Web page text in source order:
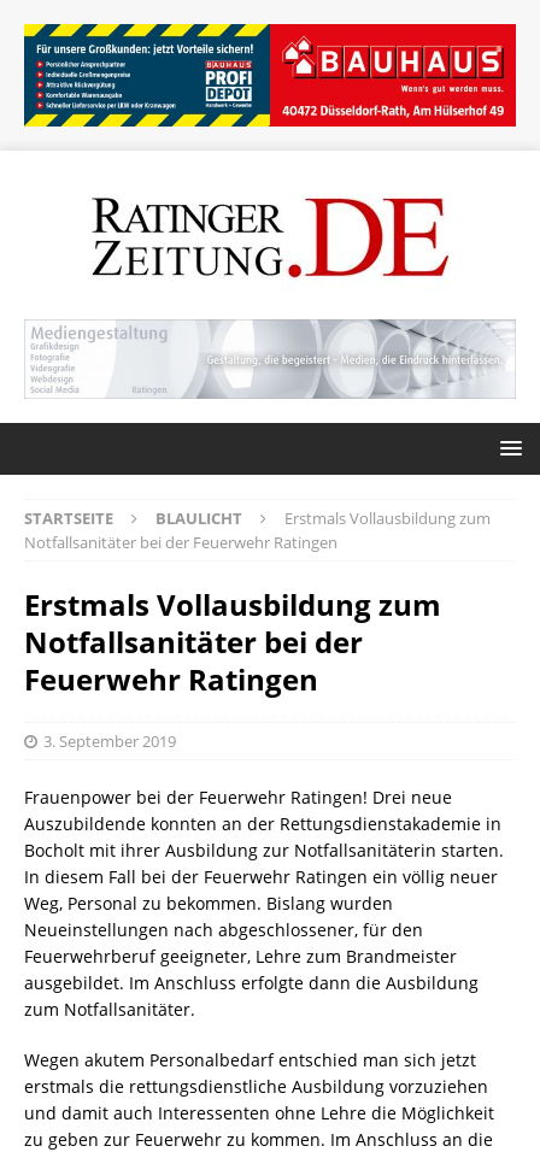
STARTSEITE BLAULICHT
Erstmals Vollausbildung zum
Notfallsanitäter bei der Feuerwehr Ratingen
Erstmals Vollausbildung zum
Notfallsanitäter bei der
Feuerwehr Ratingen
3. September 2019
Frauenpower bei der Feuerwehr Ratingen! Drei neue
Auszubildende konnten an der Rettungsdienstakademie in
Bocholt mit ihrer Ausbildung zur Notfallsanitäterin starten.
In diesem Fall bei der Feuerwehr Ratingen ein völlig neuer
Weg, Personal zu bekommen. Bislang wurden
Neueinstellungen nach abgeschlossener, für den
Feuerwehrberuf geeigneter, Lehre zum Brandmeister
ausgebildet. Im Anschluss erfolgte dann die Ausbildung
zum Notfallsanitäter.
Wegen akutem Personalbedarf entschied man sich jetzt
erstmals die rettungsdienstliche Ausbildung vorzuziehen
und damit auch Interessenten ohne Lehre die Möglichkeit
zu geben zur Feuerwehr zu kommen. Im Anschluss an die